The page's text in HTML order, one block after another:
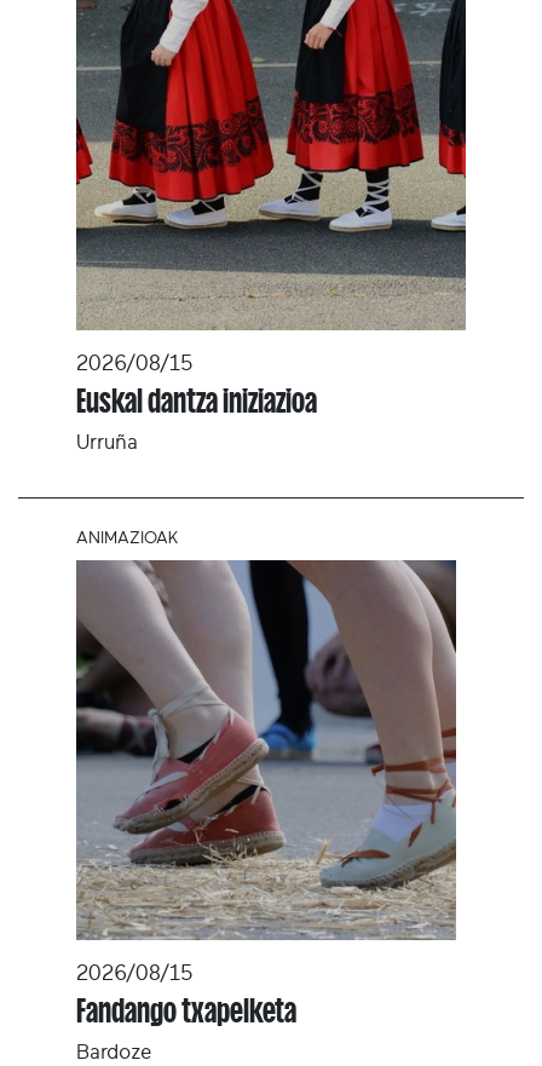
2026/08/15
Euskal dantza iniziazioa
Urruña
ANIMAZIOAK
2026/08/15
Fandango txapelketa
Bardoze